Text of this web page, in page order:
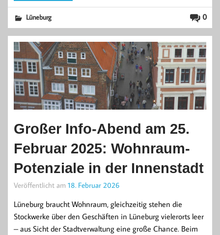
0
Lüneburg
Großer Info-Abend am 25.
Februar 2025: Wohnraum-
Potenziale in der Innenstadt
Veröffentlicht am 18. Februar 2026
Lüneburg braucht Wohnraum, gleichzeitig stehen die
Stockwerke über den Geschäften in Lüneburg vielerorts leer
– aus Sicht der Stadtverwaltung eine große Chance. Beim